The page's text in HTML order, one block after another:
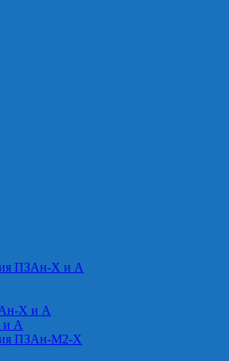
ПЗАн-Х и А
Х и А
и А
ПЗАн-М2-Х